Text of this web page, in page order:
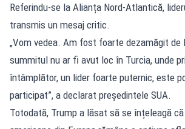
Referindu-se la Alianța Nord-Atlantică,
transmis un mesaj critic.
„Vom vedea. Am fost foarte dezamăgit de
summitul nu ar fi avut loc în Turcia, unde
întâmplător, un lider foarte puternic, este
participat”, a declarat președintele SUA.
Totodată, Trump a lăsat să se înțeleagă